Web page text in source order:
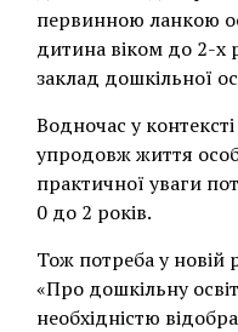
первинною ланкою
дитина віком до 2-х
заклад дошкільної
Водночас у
упродовж життя
практичної уваги
0 до 2 років.
Тож потреба у новій
«Про дошкільну
необхідністю